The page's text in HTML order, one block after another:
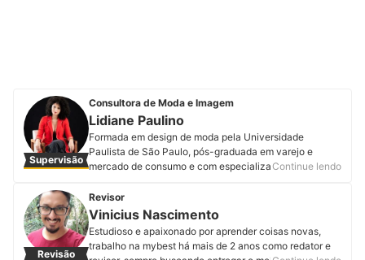
Supervisão
Consultora de Moda e Imagem
Lidiane Paulino
Formada em design de moda pela Universidade
Paulista de São Paulo, pós-graduada em varejo e
mercado de consumo e com especialização em
Lidiane Paulino já tem mais de 15 anos de experiência.
Em sua trajetória profissional atuou no setor têxtil,
confecção e desenvolvimento de produto, onde foi
responsável pelo desenvolvimento de diversas
coleções. Atualmente ministra cursos para formação de
Continue lendo
Revisão
Revisor
Vinicius Nascimento
Estudioso e apaixonado por aprender coisas novas,
trabalho na mybest há mais de 2 anos como redator e